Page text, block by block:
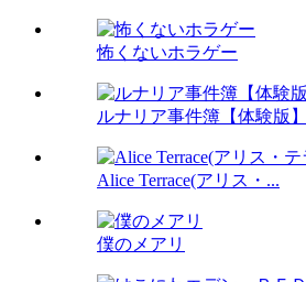
怖くないホラゲー
ルナリア事件簿【体験版】
Alice Terrace(アリス・...
僕のメアリ